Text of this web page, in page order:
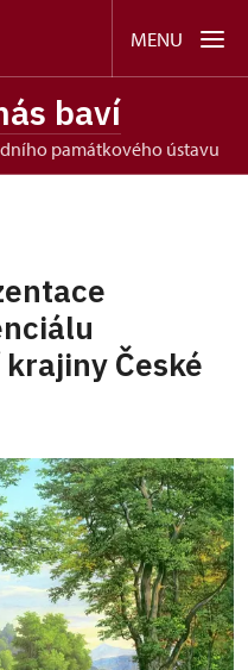
MENU
baví
památkového ústavu
České